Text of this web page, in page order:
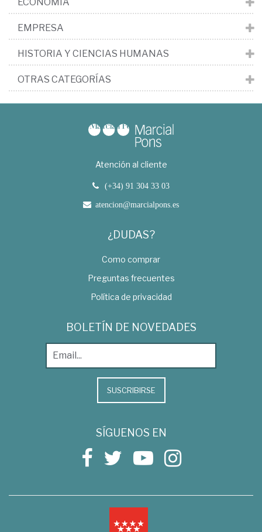
EMPRESA
HISTORIA Y CIENCIAS HUMANAS
OTRAS CATEGORÍAS
Atención al cliente
(+34) 91 304 33 03
atencion@marcialpons.es
¿DUDAS?
Como comprar
Preguntas frecuentes
Política de privacidad
BOLETÍN DE NOVEDADES
SUSCRIBIRSE
SÍGUENOS EN